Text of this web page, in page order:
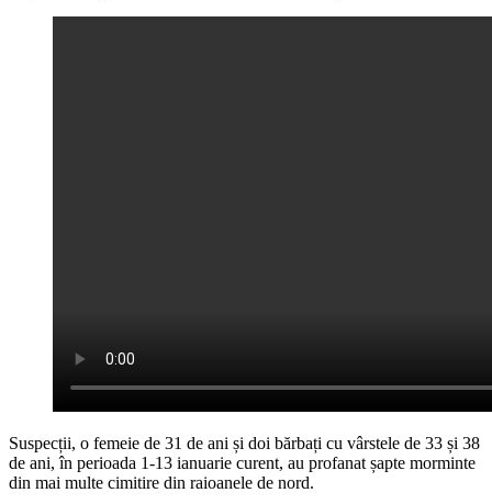
Suspecții, o femeie de 31 de ani și doi bărbați cu vârstele de 33 și 38
de ani, în perioada 1-13 ianuarie curent, au profanat șapte morminte
din mai multe cimitire din raioanele de nord.